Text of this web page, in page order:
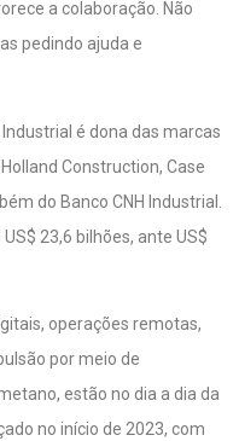
a colaboração. Não
pedindo ajuda e
é dona das marcas
Construction, Case
do Banco CNH Industrial.
23,6 bilhões, ante US$
operações remotas,
por meio de
estão no dia a dia da
no início de 2023, com